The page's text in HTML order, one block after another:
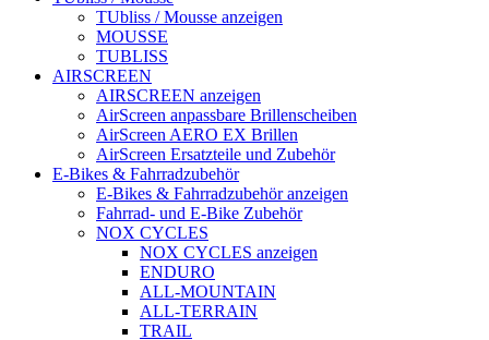
TUbliss / Mousse anzeigen
MOUSSE
TUBLISS
AIRSCREEN
AIRSCREEN anzeigen
AirScreen anpassbare Brillenscheiben
AirScreen AERO EX Brillen
AirScreen Ersatzteile und Zubehör
E-Bikes & Fahrradzubehör
E-Bikes & Fahrradzubehör anzeigen
Fahrrad- und E-Bike Zubehör
NOX CYCLES
NOX CYCLES anzeigen
ENDURO
ALL-MOUNTAIN
ALL-TERRAIN
TRAIL